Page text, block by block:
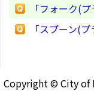
「フォーク(
「スプーン(
Copyright © City of